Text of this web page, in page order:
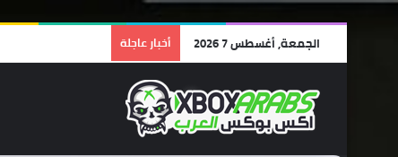
الجمعة, أغسطس 7 2026 أخبار عاجلة